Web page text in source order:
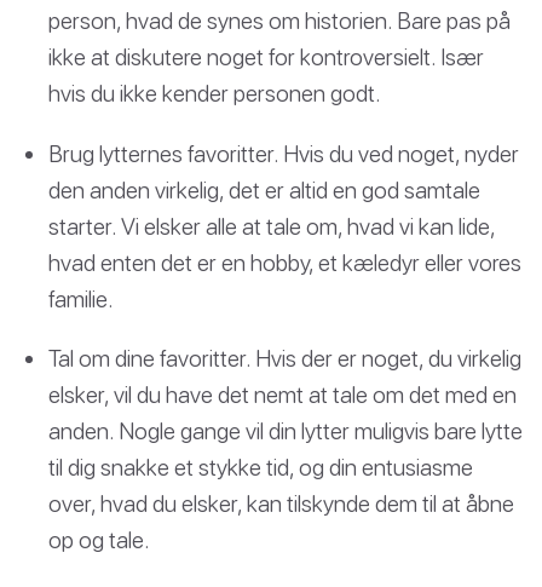
person, hvad de synes om historien. Bare pas på
ikke at diskutere noget for kontroversielt. Især
hvis du ikke kender personen godt.
Brug lytternes favoritter. Hvis du ved noget, nyder
den anden virkelig, det er altid en god samtale
starter. Vi elsker alle at tale om, hvad vi kan lide,
hvad enten det er en hobby, et kæledyr eller vores
familie.
Tal om dine favoritter. Hvis der er noget, du virkelig
elsker, vil du have det nemt at tale om det med en
anden. Nogle gange vil din lytter muligvis bare lytte
til dig snakke et stykke tid, og din entusiasme
over, hvad du elsker, kan tilskynde dem til at åbne
op og tale.